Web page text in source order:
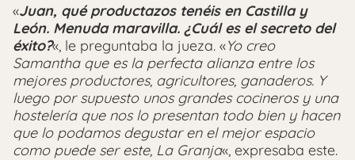
«Juan, qué productazos tenéis en Castilla y
León. Menuda maravilla. ¿Cuál es el secreto del
éxito?«, le preguntaba la jueza. «Yo creo
Samantha que es la perfecta alianza entre los
mejores productores, agricultores, ganaderos. Y
luego por supuesto unos grandes cocineros y una
hostelería que nos lo presentan todo bien y hacen
que lo podamos degustar en el mejor espacio
como puede ser este, La Granja«, expresaba este.